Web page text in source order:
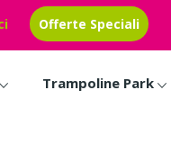
Offerte Speciali
Trampoline Park